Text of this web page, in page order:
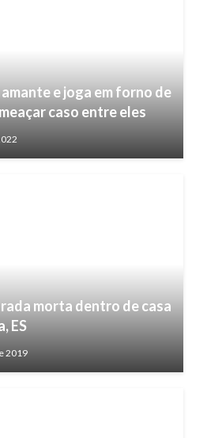
e joga em forno de
caso entre eles
morta dentro de casa
ES
2019